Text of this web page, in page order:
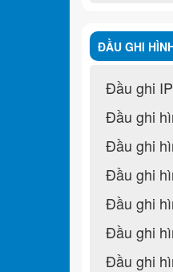
ĐẦU GHI
Đầu ghi
Đầu ghi
Đầu ghi
Đầu ghi
Đầu ghi
Đầu ghi
Đầu ghi